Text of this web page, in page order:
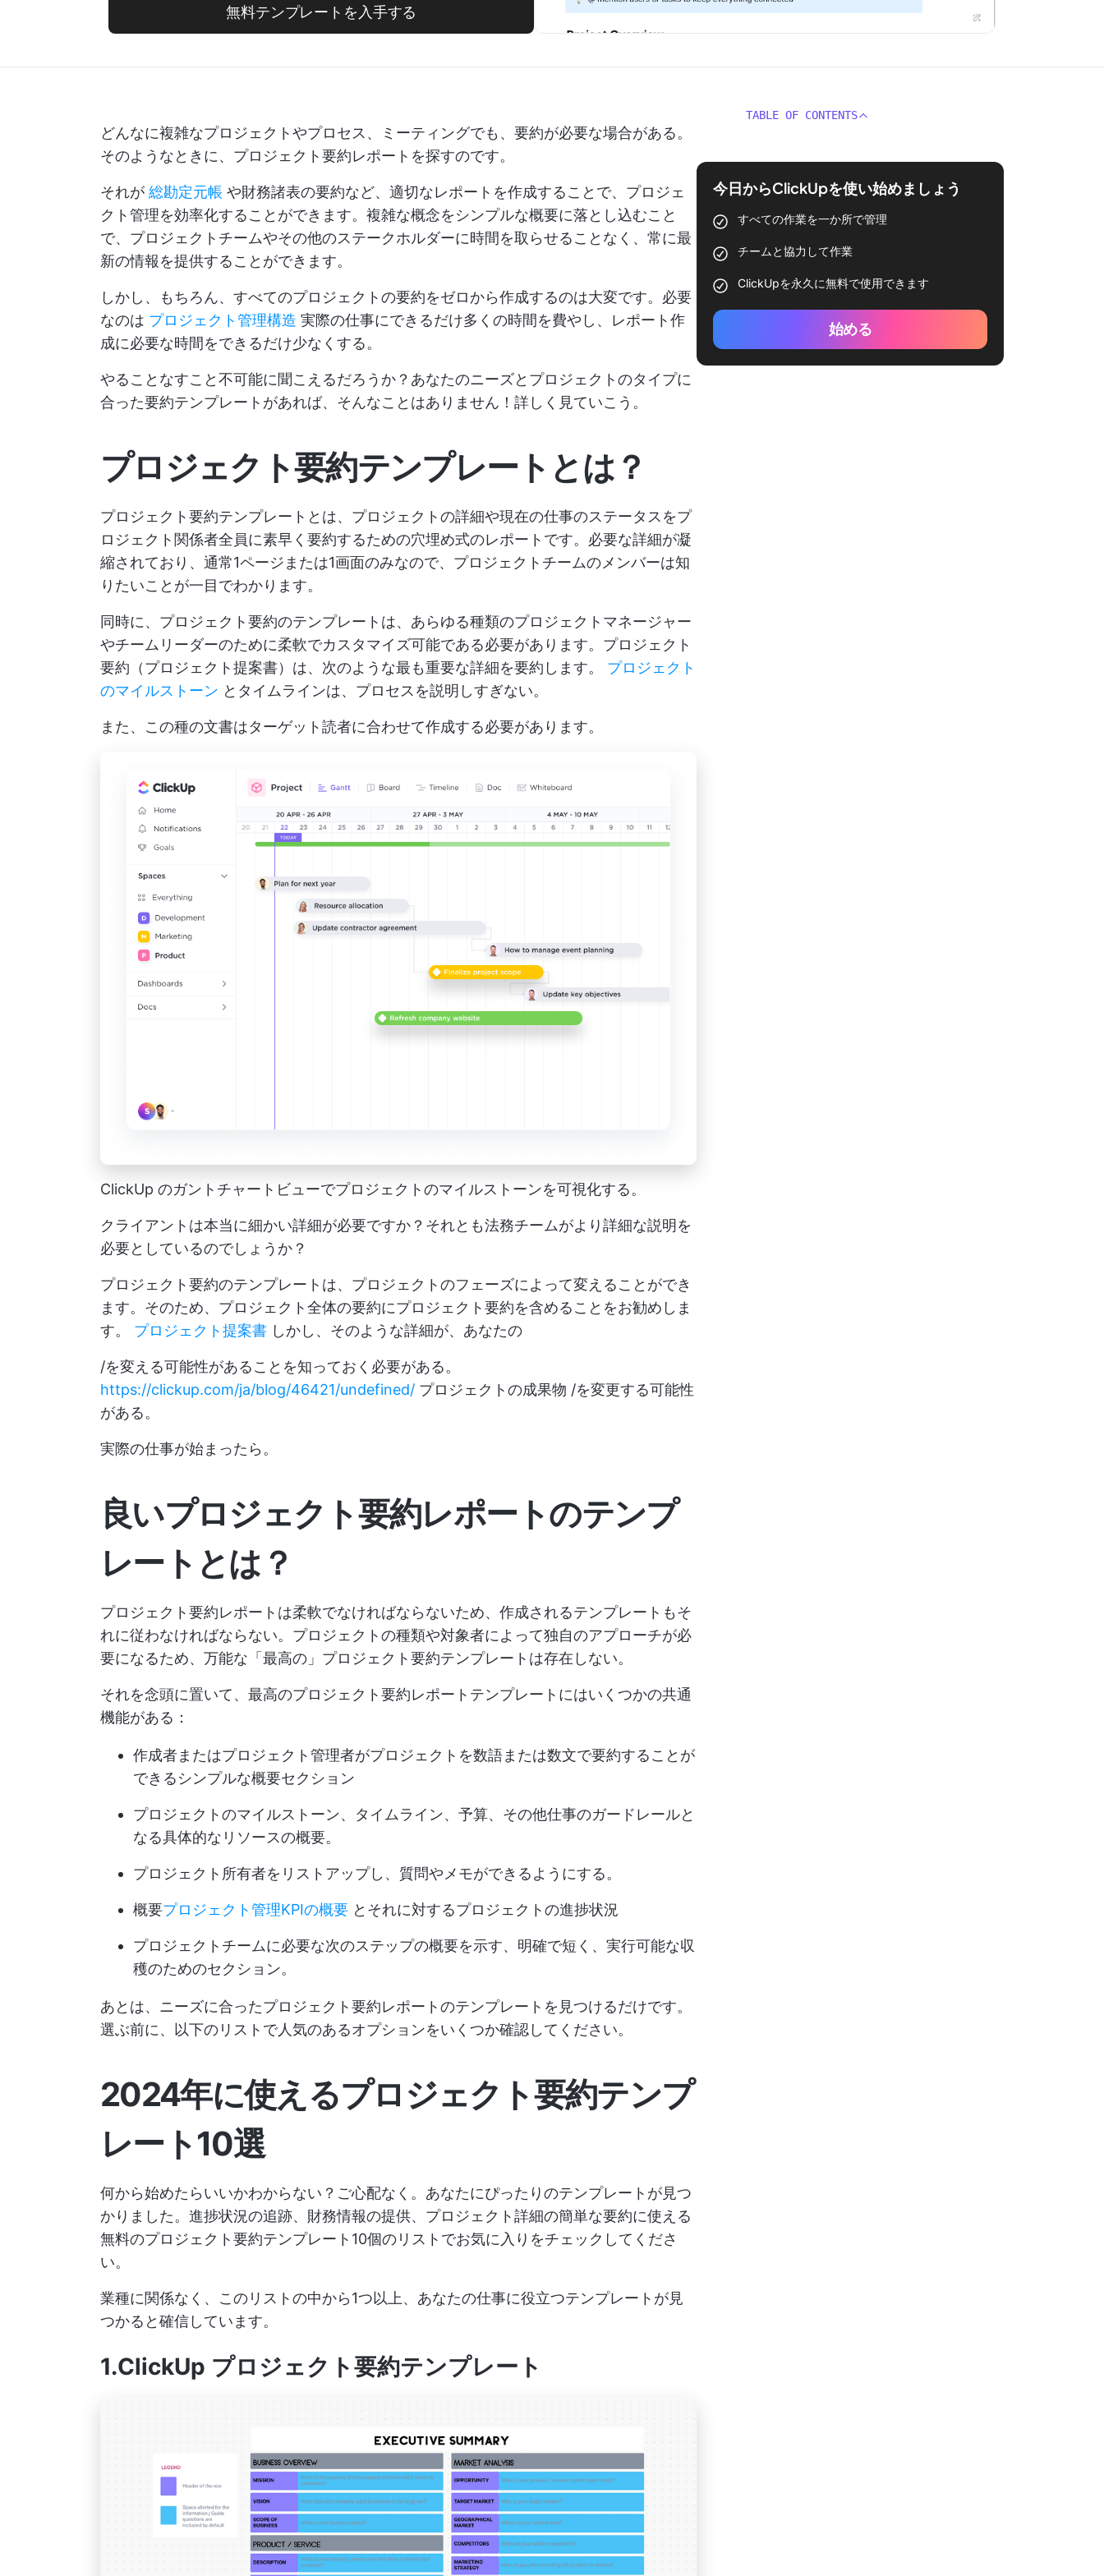
無料テンプレートを入手する
どんなに複雑なプロジェクトやプロセス、ミーティングでも、要約が必要な場合がある。
そのようなときに、プロジェクト要約レポートを探すのです。
それが 総勘定元帳 や財務諸表の要約など、適切なレポートを作成することで、プロジェ
クト管理を効率化することができます。複雑な概念をシンプルな概要に落とし込むこと
で、プロジェクトチームやその他のステークホルダーに時間を取らせることなく、常に最
新の情報を提供することができます。
しかし、もちろん、すべてのプロジェクトの要約をゼロから作成するのは大変です。必要
なのは プロジェクト管理構造 実際の仕事にできるだけ多くの時間を費やし、レポート作
成に必要な時間をできるだけ少なくする。
やることなすこと不可能に聞こえるだろうか？あなたのニーズとプロジェクトのタイプに
合った要約テンプレートがあれば、そんなことはありません！詳しく見ていこう。
プロジェクト要約テンプレートとは？
プロジェクト要約テンプレートとは、プロジェクトの詳細や現在の仕事のステータスをプ
ロジェクト関係者全員に素早く要約するための穴埋め式のレポートです。必要な詳細が凝
縮されており、通常1ページまたは1画面のみなので、プロジェクトチームのメンバーは知
りたいことが一目でわかります。
同時に、プロジェクト要約のテンプレートは、あらゆる種類のプロジェクトマネージャー
やチームリーダーのために柔軟でカスタマイズ可能である必要があります。プロジェクト
要約（プロジェクト提案書）は、次のような最も重要な詳細を要約します。 プロジェクト
のマイルストーン とタイムラインは、プロセスを説明しすぎない。
また、この種の文書はターゲット読者に合わせて作成する必要があります。
ClickUp のガントチャートビューでプロジェクトのマイルストーンを可視化する。
クライアントは本当に細かい詳細が必要ですか？それとも法務チームがより詳細な説明を
必要としているのでしょうか？
プロジェクト要約のテンプレートは、プロジェクトのフェーズによって変えることができ
ます。そのため、プロジェクト全体の要約にプロジェクト要約を含めることをお勧めしま
す。 プロジェクト提案書 しかし、そのような詳細が、あなたの
/を変える可能性があることを知っておく必要がある。
https://clickup.com/ja/blog/46421/undefined/ プロジェクトの成果物 /を変更する可能性
がある。
実際の仕事が始まったら。
良いプロジェクト要約レポートのテンプ
レートとは？
プロジェクト要約レポートは柔軟でなければならないため、作成されるテンプレートもそ
れに従わなければならない。プロジェクトの種類や対象者によって独自のアプローチが必
要になるため、万能な「最高の」プロジェクト要約テンプレートは存在しない。
それを念頭に置いて、最高のプロジェクト要約レポートテンプレートにはいくつかの共通
機能がある：
作成者またはプロジェクト管理者がプロジェクトを数語または数文で要約することが
できるシンプルな概要セクション
プロジェクトのマイルストーン、タイムライン、予算、その他仕事のガードレールと
なる具体的なリソースの概要。
プロジェクト所有者をリストアップし、質問やメモができるようにする。
概要プロジェクト管理KPIの概要 とそれに対するプロジェクトの進捗状況
プロジェクトチームに必要な次のステップの概要を示す、明確で短く、実行可能な収
穫のためのセクション。
あとは、ニーズに合ったプロジェクト要約レポートのテンプレートを見つけるだけです。
選ぶ前に、以下のリストで人気のあるオプションをいくつか確認してください。
2024年に使えるプロジェクト要約テンプ
レート10選
何から始めたらいいかわからない？ご心配なく。あなたにぴったりのテンプレートが見つ
かりました。進捗状況の追跡、財務情報の提供、プロジェクト詳細の簡単な要約に使える
無料のプロジェクト要約テンプレート10個のリストでお気に入りをチェックしてくださ
い。
業種に関係なく、このリストの中から1つ以上、あなたの仕事に役立つテンプレートが見
つかると確信しています。
1.ClickUp プロジェクト要約テンプレート
TABLE OF CONTENTS
今日からClickUpを使い始めましょう
すべての作業を一か所で管理
チームと協力して作業
ClickUpを永久に無料で使用できます
始める